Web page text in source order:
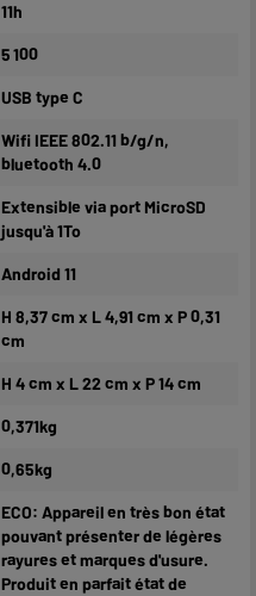
11h
5 100
USB type C
Wifi IEEE 802.11 b/g/n,
bluetooth 4.0
Extensible via port MicroSD
jusqu'à 1To
Android 11
H 8,37 cm x L 4,91 cm x P 0,31
cm
H 4 cm x L 22 cm x P 14 cm
0,371kg
0,65kg
ECO: Appareil en très bon état
pouvant présenter de légères
rayures et marques d'usure.
Produit en parfait état de